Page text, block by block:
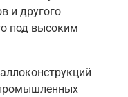
и другого
под высоким